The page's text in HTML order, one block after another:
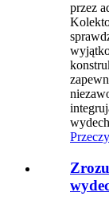
przez